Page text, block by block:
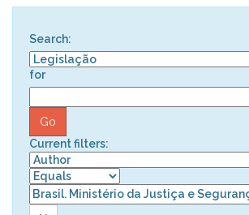
Search:
for
Current filters: